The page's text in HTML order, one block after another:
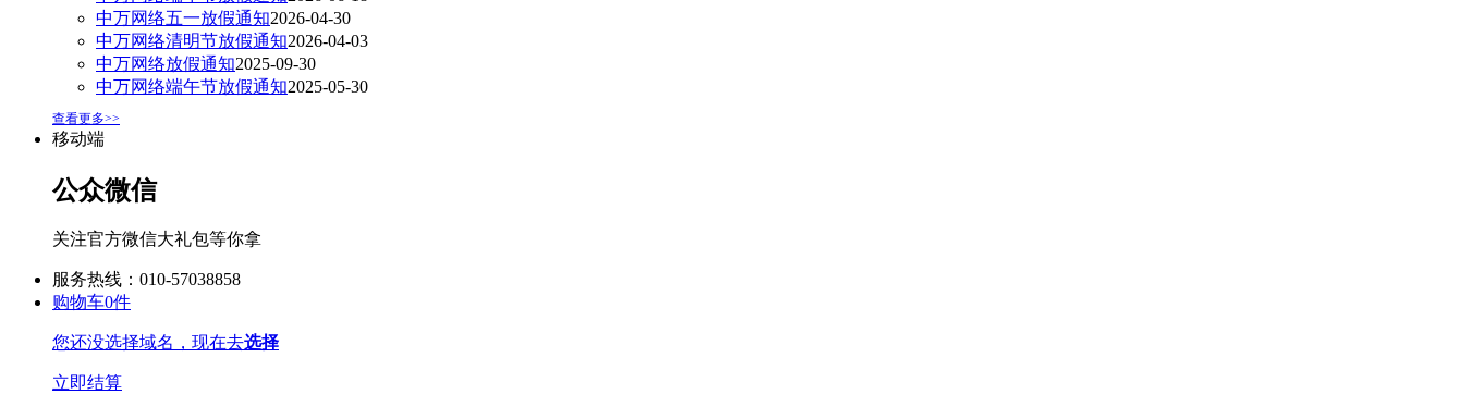
中万网络五一放假通知2026-04-30
中万网络清明节放假通知2026-04-03
中万网络放假通知2025-09-30
中万网络端午节放假通知2025-05-30
查看更多>>
移动端
公众微信
关注官方微信大礼包等你拿
服务热线：010-57038858
购物车0件
您还没选择域名，现在去选择
立即结算